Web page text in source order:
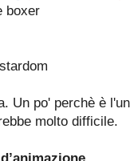
boxer
Un po' perchè è
molto difficile.